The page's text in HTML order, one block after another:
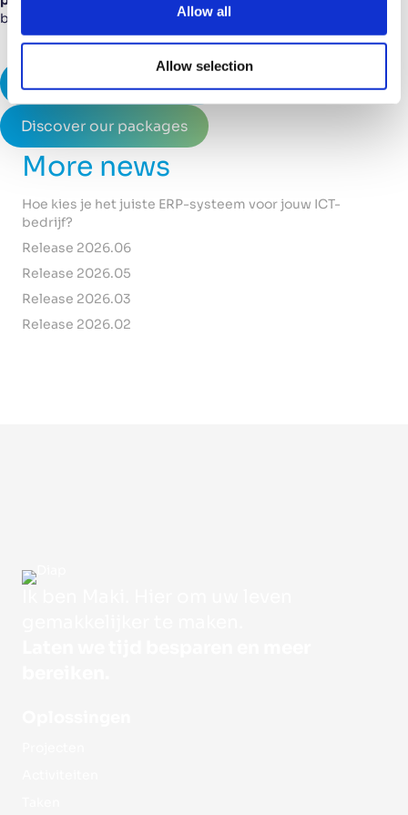
t
i
n
Allow all
Allow selection
betekenen.
Try Maki free for 30 days
Discover our packages
More news
Hoe kies je het juiste ERP-systeem voor jouw ICT-
bedrijf?
Release 2026.06
Release 2026.05
Release 2026.03
Release 2026.02